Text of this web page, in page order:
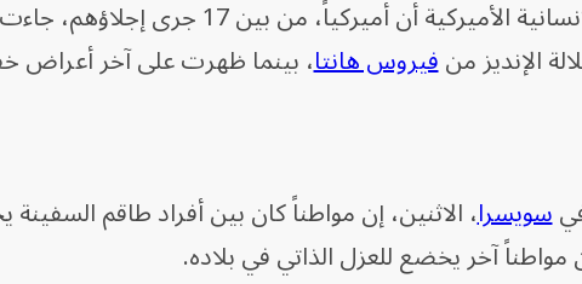
وأعلنت وزارة الصحة والخدمات الإنسانية الأميركية أن أميركياً، من بين
الإنديز منفيروس هانتا، بينما ظهرت على آخر أعراض
سويسرا، الاثنين، إن مواطناً كان بين أفراد طاقم
مواطناً آخر يخضع للعزل الذاتي في بلاده.